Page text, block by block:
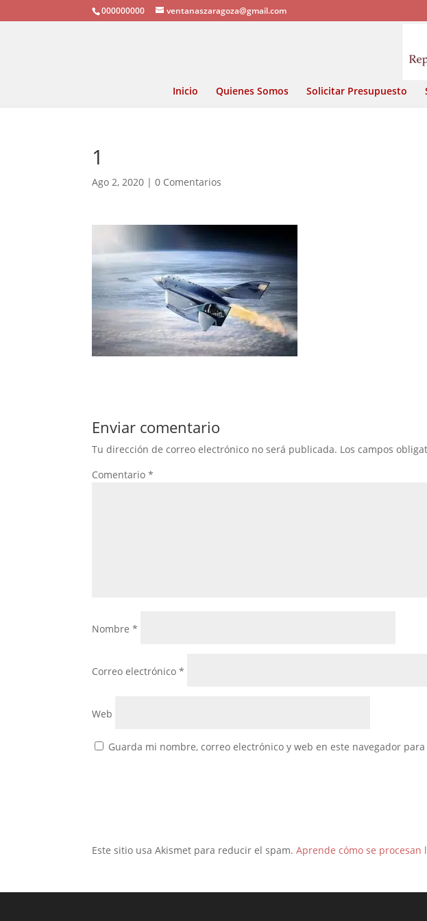
000000000 ventanaszaragoza@gmail.com
Inicio Quienes Somos Solicitar Presupuesto
1
Ago 2, 2020 |0 Comentarios
Enviar comentario
Tu dirección de correo electrónico no será publicada. Los campos
Comentario*
Nombre*
Correo electrónico*
Web
Guarda mi nombre, correo electrónico y web en este navegador
Este sitio usa Akismet para reducir el spam.Aprende cómo se